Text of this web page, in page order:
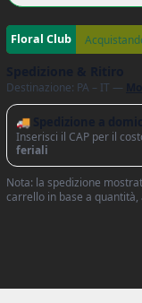
Destinazione: PA – IT —
🚚 Spedizione a
Inserisci il CAP per il
feriali
Nota: la spedizione
carrello in base a